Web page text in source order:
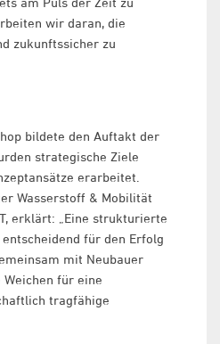
wir daran, die
zukunftssicher zu
bildete den Auftakt der
strategische Ziele
erarbeitet.
Wasserstoff & Mobilität
erklärt: „Eine strukturierte
für den Erfolg
mit Neubauer
für eine
tragfähige